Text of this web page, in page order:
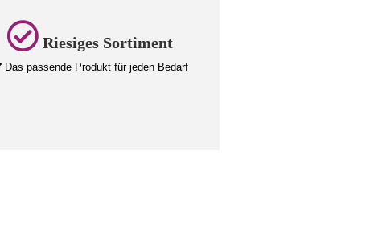
Riesiges Sortiment
Das passende Produkt für jeden Bedarf